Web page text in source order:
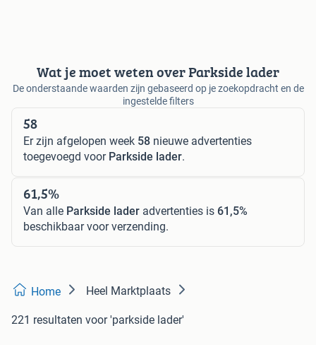
Wat je moet weten over Parkside lader
De onderstaande waarden zijn gebaseerd op je zoekopdracht en de
ingestelde filters
58
Er zijn afgelopen week 58 nieuwe advertenties
toegevoegd voor Parkside lader.
61,5%
Van alle Parkside lader advertenties is 61,5%
beschikbaar voor verzending.
Home Heel Marktplaats
221 resultaten voor 'parkside lader'